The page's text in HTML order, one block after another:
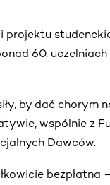
projektu
60. uczelniach
by dać chorym
wspólnie z
Dawców.
bezpłatna